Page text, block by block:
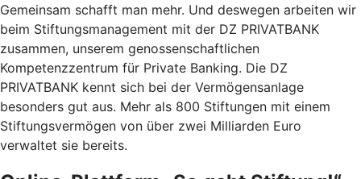
Gemeinsam schafft man mehr. Und deswegen arbeiten wir
beim Stiftungsmanagement mit der DZ PRIVATBANK
zusammen, unserem genossenschaftlichen
Kompetenzzentrum für Private Banking. Die DZ
PRIVATBANK kennt sich bei der Vermögensanlage
besonders gut aus. Mehr als 800 Stiftungen mit einem
Stiftungsvermögen von über zwei Milliarden Euro
verwaltet sie bereits.